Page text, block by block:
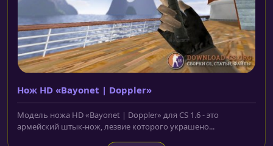
Нож HD «Bayonet | Doppler»
Модель ножа HD «Bayonet | Doppler» для CS 1.6 - это
армейский штык-нож, лезвие которого украшено...